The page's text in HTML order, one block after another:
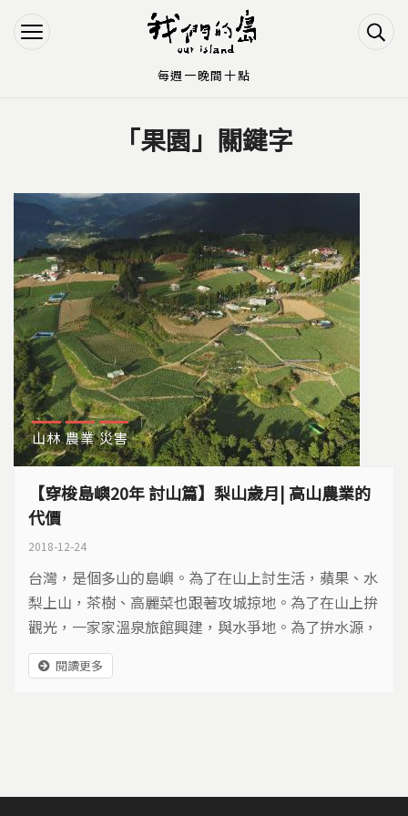
Jump to Navigation
Jump to Main content
「果園」關鍵字
山林 農業 災害
【穿梭島嶼20年 討山篇】梨山歲月| 高山農業的
代價
2018-12-24
台灣，是個多山的島嶼。為了在山上討生活，蘋果、水
梨上山，茶樹、高麗菜也跟著攻城掠地。為了在山上拚
觀光，一家家溫泉旅館興建，與水爭地。為了拚水源，
政府開發淺山，淹沒八色鳥棲地。人與山相爭半世紀，
誰輸誰贏？該如何和解？讓我們搭乘時光機，看見山林
閱讀更多
每週一晚間十點